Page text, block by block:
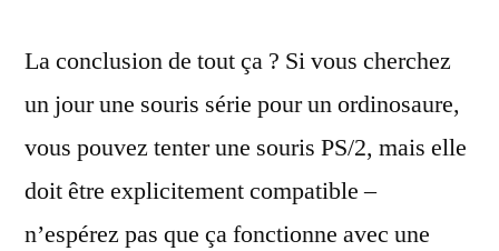
La conclusion de tout ça ? Si vous cherchez
un jour une souris série pour un ordinosaure,
vous pouvez tenter une souris PS/2, mais elle
doit être explicitement compatible –
n’espérez pas que ça fonctionne avec une